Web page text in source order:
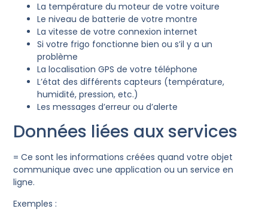
La température du moteur de votre voiture
Le niveau de batterie de votre montre
La vitesse de votre connexion internet
Si votre frigo fonctionne bien ou s’il y a un
problème
La localisation GPS de votre téléphone
L’état des différents capteurs (température,
humidité, pression, etc.)
Les messages d’erreur ou d’alerte
Données liées aux services
= Ce sont les informations créées quand votre objet
communique avec une application ou un service en
ligne.
Exemples :